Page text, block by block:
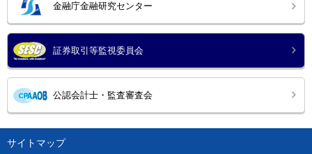
金融庁金融研究センター
証券取引等監視委員会
公認会計士・監査審査会
サイトマップ